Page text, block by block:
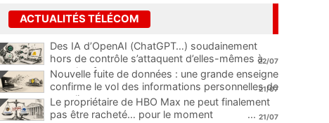
ACTUALITÉS TÉLÉCOM
Des IA d’OpenAI (ChatGPT…) soudainement
hors de contrôle s’attaquent d’elles-mêmes à
une plateforme
...
22/07
Nouvelle fuite de données : une grande enseigne
confirme le vol des informations personnelles de
ses clients
...
21/07
Le propriétaire de HBO Max ne peut finalement
pas être racheté… pour le moment
... 21/07